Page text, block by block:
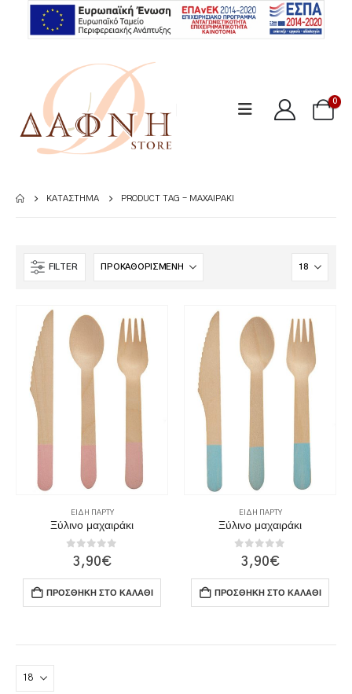
0
ΚΑΤΆΣΤΗΜΑ PRODUCT TAG - ΜΑΧΑΙΡΆΚΙ
FILTER
ΕΊΔΗ ΠΆΡΤΥ
Ξύλινο μαχαιράκι
0out of 5
3,90€
ΠΡΟΣΘΉΚΗ ΣΤΟ ΚΑΛΆΘΙ
ΕΊΔΗ ΠΆΡΤΥ
Ξύλινο μαχαιράκι
0out of 5
3,90€
ΠΡΟΣΘΉΚΗ ΣΤΟ ΚΑΛΆΘΙ